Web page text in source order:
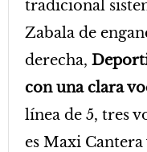
tradicional
Zabala de
derecha,
con una clara
línea de 5, tres
es Maxi